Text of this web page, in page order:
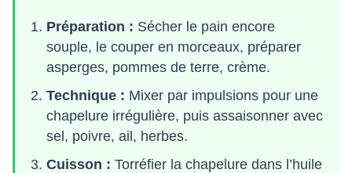
Préparation : Sécher le pain encore
souple, le couper en morceaux, préparer
asperges, pommes de terre, crème.
Technique : Mixer par impulsions pour une
chapelure irrégulière, puis assaisonner avec
sel, poivre, ail, herbes.
Cuisson : Torréfier la chapelure dans l’huile